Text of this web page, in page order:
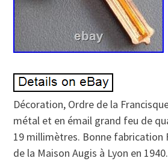
Décoration, Ordre de la
métal et en émail grand feu de
19 millimètres. Bonne fabrication
de la Maison Augis à Lyon en